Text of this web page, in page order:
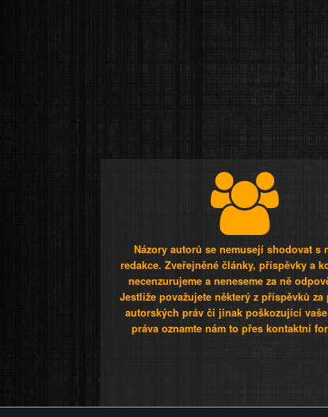
Názory autorů se nemusejí shodovat s
redakce. Zveřejněné články, příspěvky a
necenzurujeme a neneseme za ně
Jestliže považujete některý z příspěvků
autorských práv či jinak poškozující
práva oznamte nám to přes kontaktní